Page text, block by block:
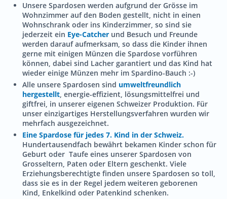
Unsere Spardosen werden aufgrund der Grösse im
Wohnzimmer auf den Boden gestellt, nicht in einen
Wohnschrank oder ins Kinderzimmer, so sind sie
jederzeit ein Eye-Catcher und Besuch und Freunde
werden darauf aufmerksam, so dass die Kinder ihnen
gerne mit einigen Münzen die Spardose vorführen
können, dabei sind Lacher garantiert und das Kind hat
wieder einige Münzen mehr im Spardino-Bauch :-)
Alle unsere Spardosen sind umweltfreundlich
hergestellt, energie-effizient, lösungsmittelfrei und
giftfrei, in unserer eigenen Schweizer Produktion. Für
unser einzigartiges Herstellungsverfahren wurden wir
mehrfach ausgezeichnet.
Eine Spardose für jedes 7. Kind in der Schweiz.
Hundertausendfach bewährt bekamen Kinder schon für
Geburt oder Taufe eines unserer Spardosen von
Grosseltern, Paten oder Eltern geschenkt. Viele
Erziehungsberechtigte finden unsere Spardosen so toll,
dass sie es in der Regel jedem weiteren geborenen
Kind, Enkelkind oder Patenkind schenken.